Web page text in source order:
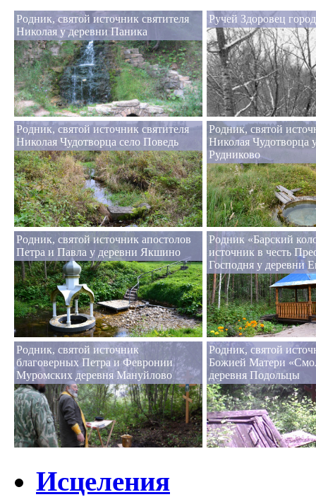
Родник, святой источник святителя
Николая у деревни Паника
Ручей Здоровец
Родник, святой источник святителя
Николая Чудотворца село Поведь
Родник, святой
Николая Чудотворца
Рудниково
Родник, святой источник апостолов
Петра и Павла у деревни Якшино
Родник «Барский
источник в честь
Господня у деревни
Родник, святой источник
благоверных Петра и Февронии
Муромских деревня Мануйлово
Родник, святой
Божией Матери
деревня Подольцы
Исцеления